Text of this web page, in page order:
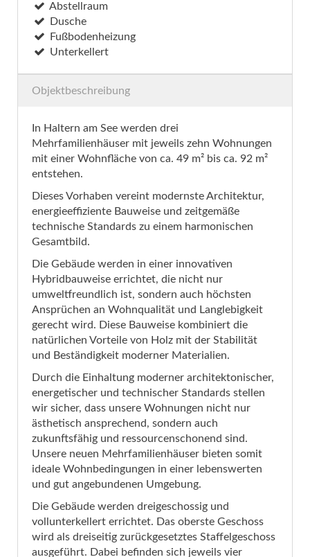
Abstellraum
Dusche
Fußbodenheizung
Unterkellert
Objektbeschreibung
In Haltern am See werden drei
Mehrfamilienhäuser mit jeweils zehn Wohnungen
mit einer Wohnfläche von ca. 49 m² bis ca. 92 m²
entstehen.
Dieses Vorhaben vereint modernste Architektur,
energieeffiziente Bauweise und zeitgemäße
technische Standards zu einem harmonischen
Gesamtbild.
Die Gebäude werden in einer innovativen
Hybridbauweise errichtet, die nicht nur
umweltfreundlich ist, sondern auch höchsten
Ansprüchen an Wohnqualität und Langlebigkeit
gerecht wird. Diese Bauweise kombiniert die
natürlichen Vorteile von Holz mit der Stabilität
und Beständigkeit moderner Materialien.
Durch die Einhaltung moderner architektonischer,
energetischer und technischer Standards stellen
wir sicher, dass unsere Wohnungen nicht nur
ästhetisch ansprechend, sondern auch
zukunftsfähig und ressourcenschonend sind.
Unsere neuen Mehrfamilienhäuser bieten somit
ideale Wohnbedingungen in einer lebenswerten
und gut angebundenen Umgebung.
Die Gebäude werden dreigeschossig und
vollunterkellert errichtet. Das oberste Geschoss
wird als dreiseitig zurückgesetztes Staffelgeschoss
ausgeführt. Dabei befinden sich jeweils vier